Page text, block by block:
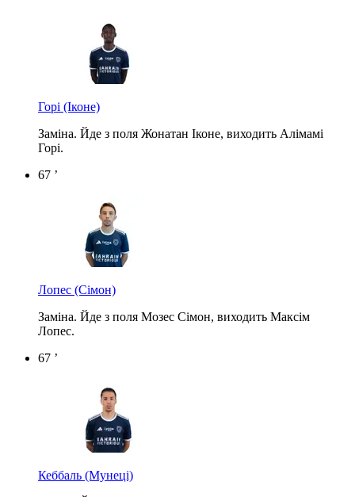
Горі (Іконе)
Заміна. Йде з поля Жонатан Іконе, виходить Алімамі
Горі.
67 ’
Лопес (Сімон)
Заміна. Йде з поля Мозес Сімон, виходить Максім
Лопес.
67 ’
Кеббаль (Мунеці)